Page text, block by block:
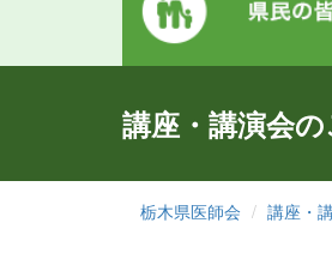
講座・講演会
栃木県医師会 講座・